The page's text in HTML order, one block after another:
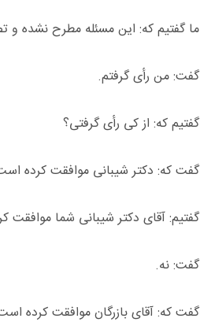
ما گفتیم که: این مسئله مطرح نشده
گفت: من رأی گرفتم.
گفتیم که: از کی رأی گرفتی؟
گفت که: دکتر شیبانی موافقت کرده
گفتیم: آقای دکتر شیبانی شما موافقت
گفت: نه.
گفت که: آقای بازرگان موافقت کرده